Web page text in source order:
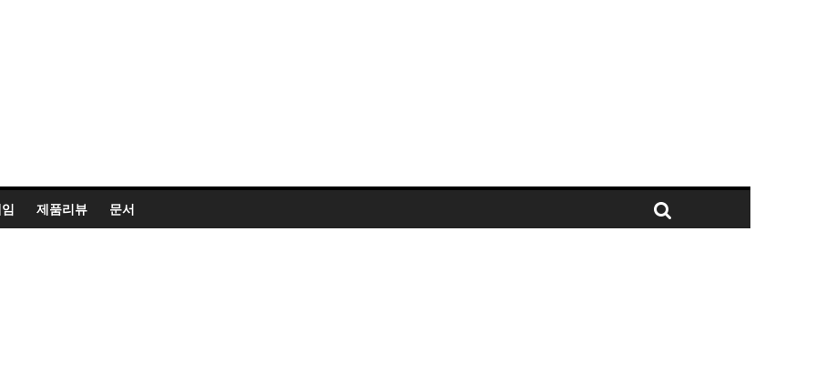
제품리뷰 문서